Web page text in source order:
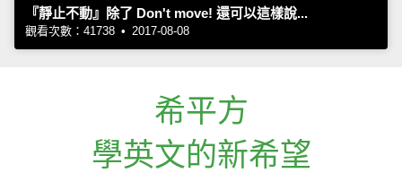
『靜止不動』除了 Don't move! 還可以這樣說...
觀看次數：41738 • 2017-08-08
希平方
學英文的新希望